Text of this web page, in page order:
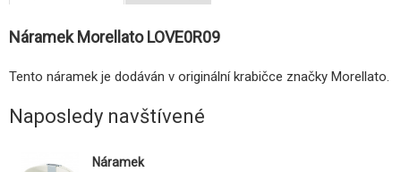
Náramek Morellato LOVE0R09
Tento náramek je dodáván v originální krabičce značky Morellato.
Naposledy navštívené
Náramek